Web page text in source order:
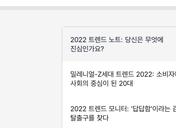
2022 트렌드 노트: 당신은 무엇에
진심인가요?
밀레니얼-Z세대 트렌드 2022: 소비자
사회의 중심이 된 20대
2022 트렌드 모니터: '답답함'이라는
탈출구를 찾다